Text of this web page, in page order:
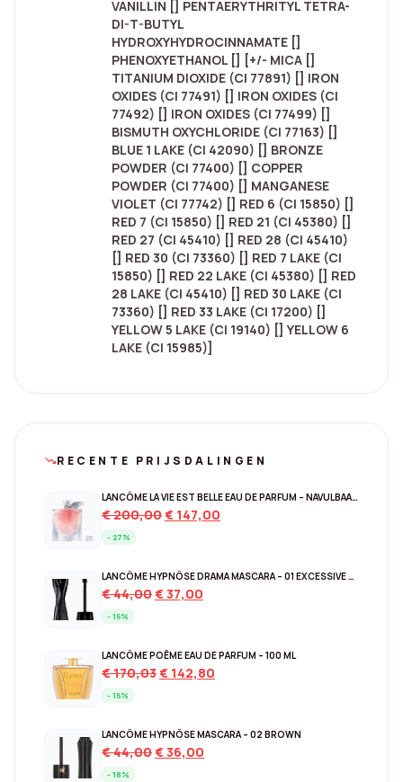
VANILLIN [] PENTAERYTHRITYL TETRA-
DI-T-BUTYL
HYDROXYHYDROCINNAMATE []
PHENOXYETHANOL [] [+/- MICA []
TITANIUM DIOXIDE (CI 77891) [] IRON
OXIDES (CI 77491) [] IRON OXIDES (CI
77492) [] IRON OXIDES (CI 77499) []
BISMUTH OXYCHLORIDE (CI 77163) []
BLUE 1 LAKE (CI 42090) [] BRONZE
POWDER (CI 77400) [] COPPER
POWDER (CI 77400) [] MANGANESE
VIOLET (CI 77742) [] RED 6 (CI 15850) []
RED 7 (CI 15850) [] RED 21 (CI 45380) []
RED 27 (CI 45410) [] RED 28 (CI 45410)
[] RED 30 (CI 73360) [] RED 7 LAKE (CI
15850) [] RED 22 LAKE (CI 45380) [] RED
28 LAKE (CI 45410) [] RED 30 LAKE (CI
73360) [] RED 33 LAKE (CI 17200) []
YELLOW 5 LAKE (CI 19140) [] YELLOW 6
LAKE (CI 15985)]
trending_downRECENTE PRIJSDALINGEN
LANCÔME LA VIE EST BELLE EAU DE PARFUM – NAVULBAAR 150 ML
€200,00Original
€ 200,00.
€ 147,00
- 27%
LANCÔME HYPNÔSE DRAMA MASCARA – 01 EXCESSIVE BLACK
€44,00Original
€ 44,00.
€37,00
- 16%
LANCÔME POÊME EAU DE PARFUM – 100 ML
€170,03Original
€ 170,03.
€ 142,80
- 16%
LANCÔME HYPNÔSE MASCARA – 02 BROWN
€44,00Original
€36,00
- 18%